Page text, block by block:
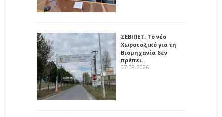
ΣΕΒΙΠΕΤ: Το νέο
Χωροταξικό για τη
Βιομηχανία δεν
πρέπει…
07-08-2026